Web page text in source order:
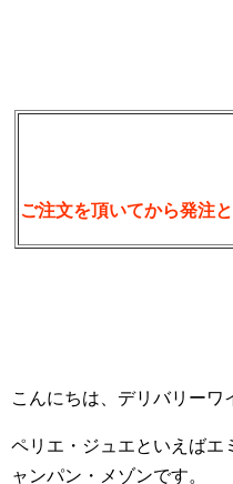
ご注文を頂いてから発注
こんにちは、デリバリーワ
ペリエ・ジュエといえばエ
ャンパン・メゾンです。